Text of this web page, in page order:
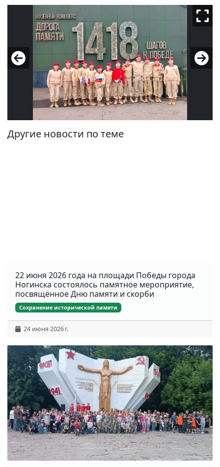
Другие новости по теме
22 июня 2026 года на площади Победы города
Ногинска состоялось памятное мероприятие,
посвящённое Дню памяти и скорби
Сохранение исторической памяти
24 июня 2026 г.